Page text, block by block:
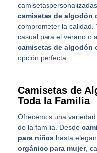
camisetas de algodón
comprometer la calidad.
casual para el verano o
camisetas de algodón
opción perfecta.
Camisetas de
Toda la Familia
Ofrecemos una
de la familia. Desde
para niños hasta
orgánico para mujer,